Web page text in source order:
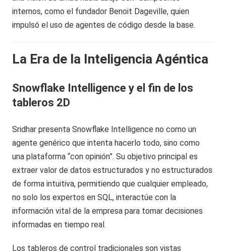
internos, como el fundador Benoit Dageville, quien
impulsó el uso de agentes de código desde la base.
La Era de la Inteligencia Agéntica
Snowflake Intelligence y el fin de los
tableros 2D
Sridhar presenta Snowflake Intelligence no como un
agente genérico que intenta hacerlo todo, sino como
una plataforma “con opinión”. Su objetivo principal es
extraer valor de datos estructurados y no estructurados
de forma intuitiva, permitiendo que cualquier empleado,
no solo los expertos en SQL, interactúe con la
información vital de la empresa para tomar decisiones
informadas en tiempo real.
Los tableros de control tradicionales son vistas